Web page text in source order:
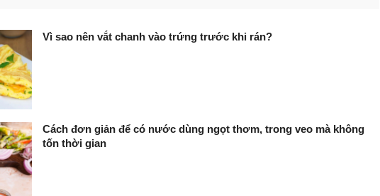
Vì sao nên vắt chanh vào trứng trước khi rán?
Cách đơn giản để có nước dùng ngọt thơm, trong veo mà không
tốn thời gian